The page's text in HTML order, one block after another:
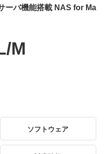
バ機能搭載 NAS for Ma
M
ソフトウェア